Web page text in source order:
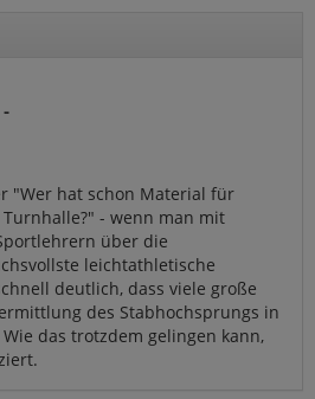
-
"Wer hat schon Material für
- wenn man mit
über die
leichtathletische
deutlich, dass viele große
des Stabhochsprungs in
das trotzdem gelingen kann,